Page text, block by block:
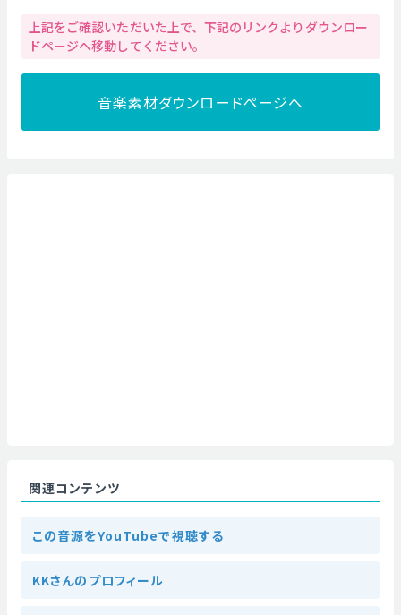
上記をご確認いただいた上で、下記のリンクよりダウンロー
ドページへ移動してください。
音楽素材ダウンロードページへ
関連コンテンツ
この音源をYouTubeで視聴する
KKさんのプロフィール